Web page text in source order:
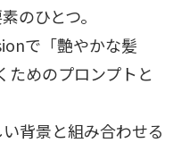
のひとつ。
で「艶やかな髪
ためのプロンプトと
背景と組み合わせる